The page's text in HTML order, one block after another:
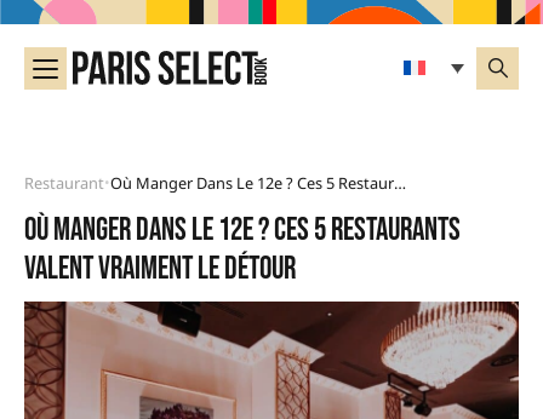
Restaurant• Où Manger Dans Le 12e ? Ces 5 Restaurants Valent Vraiment Le Détour
Où manger dans le 12e ? Ces 5 restaurants
valent vraiment le détour